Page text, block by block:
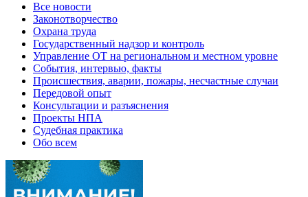
Все новости
Законотворчество
Охрана труда
Государственный надзор и контроль
Управление ОТ на региональном и местном уровне
События, интервью, факты
Происшествия, аварии, пожары, несчастные случаи
Передовой опыт
Консультации и разъяснения
Проекты НПА
Судебная практика
Обо всем